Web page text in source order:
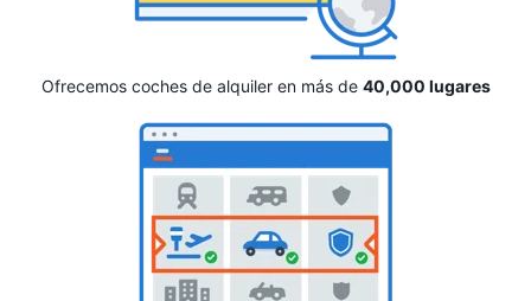
Ofrecemos coches de alquiler en más de 40,000 lugares